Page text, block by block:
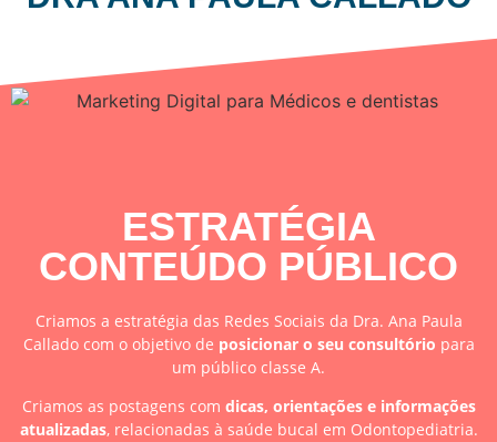
Dentista - Odontopediatria
ESTRATÉGIA
CONTEÚDO PÚBLICO
Criamos a estratégia das Redes Sociais da Dra. Ana Paula
Callado com o objetivo de posicionar o seu consultório para
um público classe A.
Criamos as postagens com dicas, orientações e informações
atualizadas, relacionadas à saúde bucal em Odontopediatria.